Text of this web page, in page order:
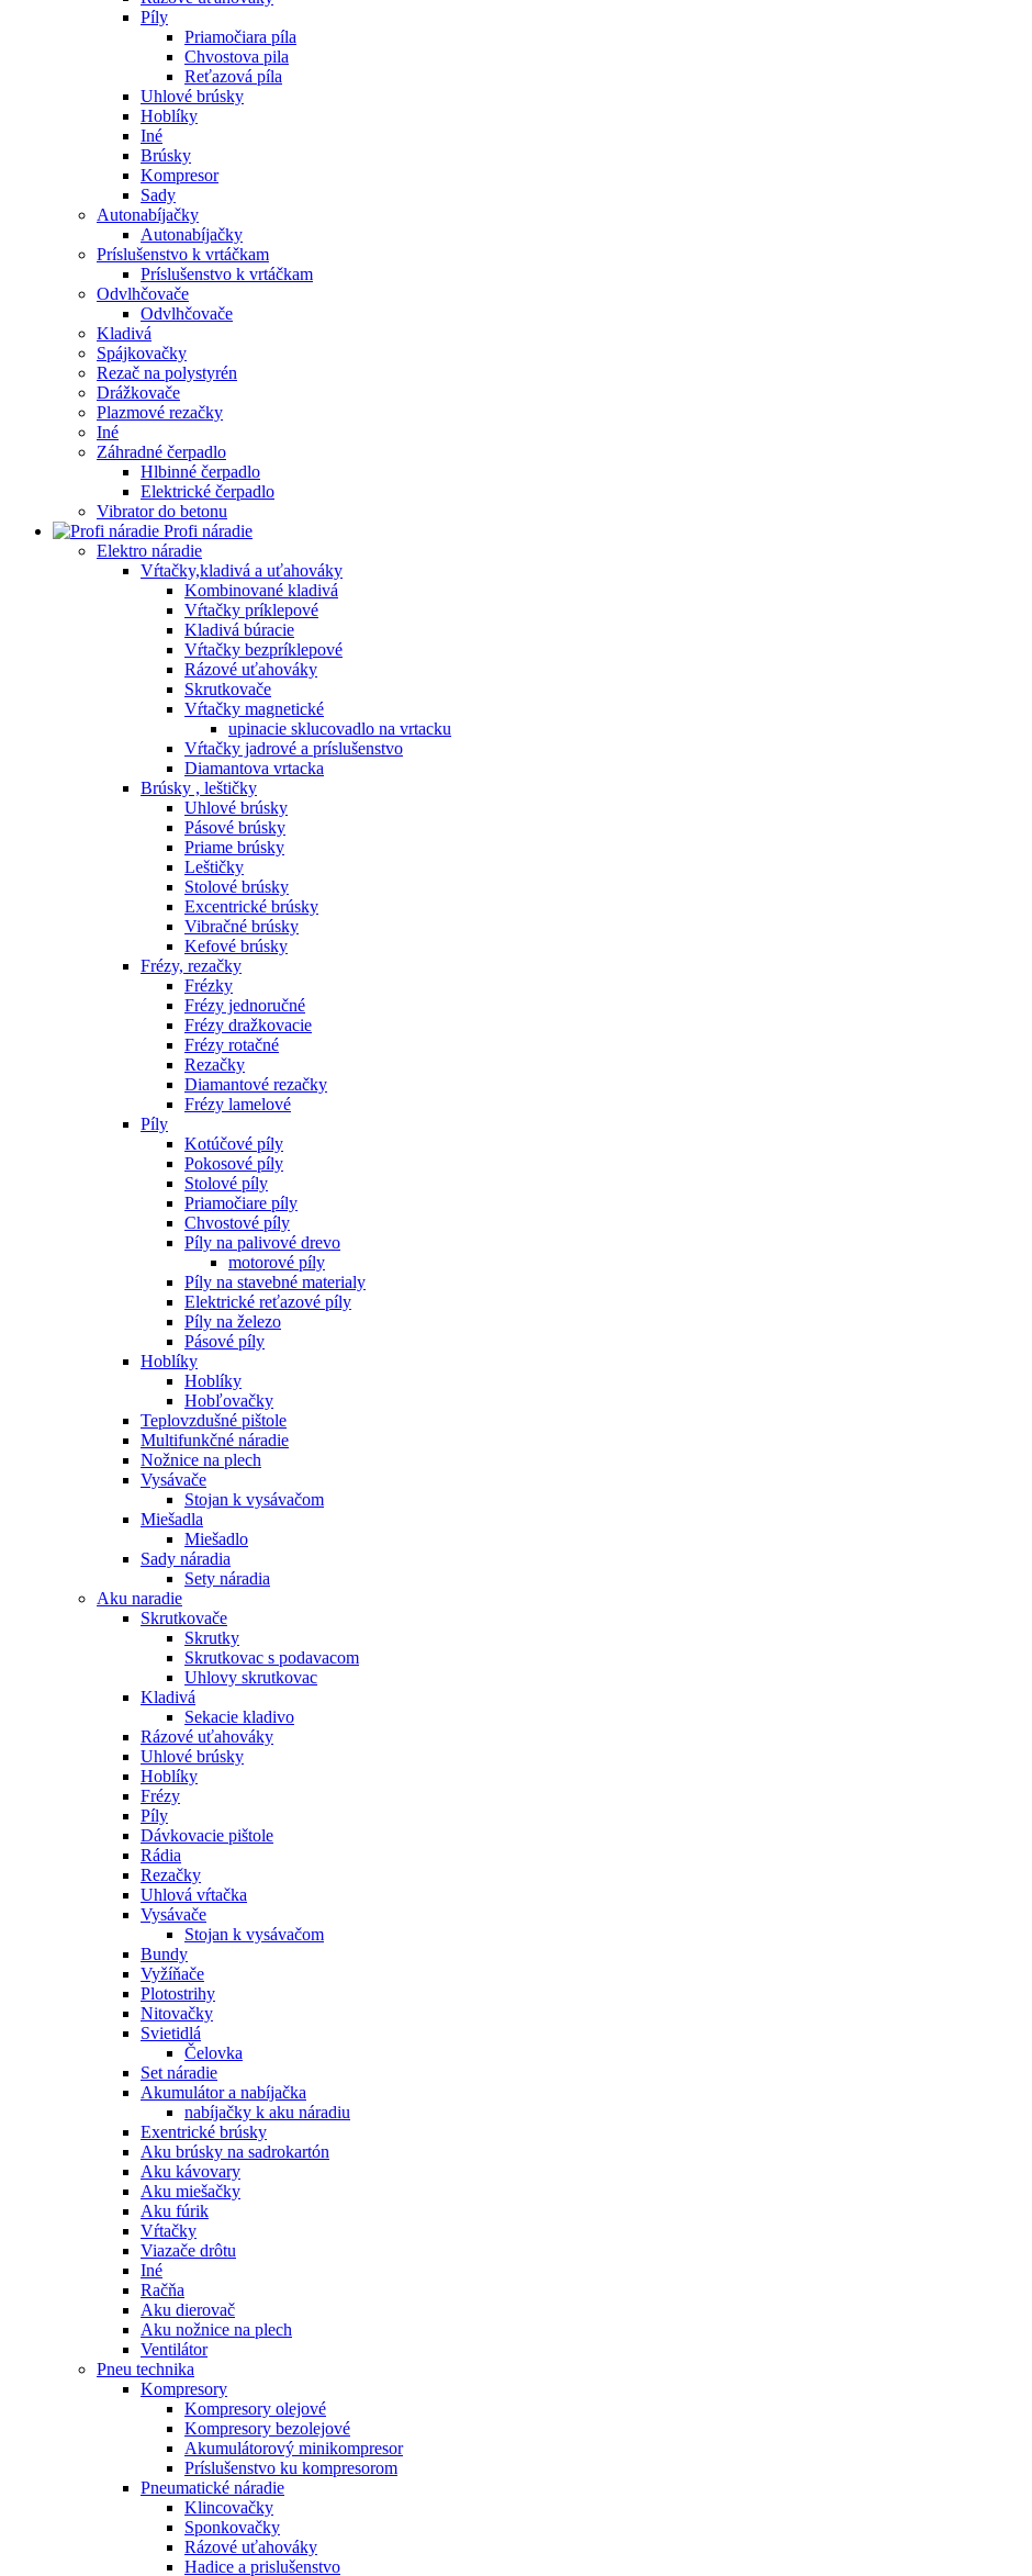
Píly
Priamočiara píla
Chvostova pila
Reťazová píla
Uhlové brúsky
Hoblíky
Iné
Brúsky
Kompresor
Sady
Autonabíjačky
Autonabíjačky
Príslušenstvo k vrtáčkam
Príslušenstvo k vrtáčkam
Odvlhčovače
Odvlhčovače
Kladivá
Spájkovačky
Rezač na polystyrén
Drážkovače
Plazmové rezačky
Iné
Záhradné čerpadlo
Hlbinné čerpadlo
Elektrické čerpadlo
Vibrator do betonu
Profi náradie
Elektro náradie
Vŕtačky,kladivá a uťahováky
Kombinované kladivá
Vŕtačky príklepové
Kladivá búracie
Vŕtačky bezpríklepové
Rázové uťahováky
Skrutkovače
Vŕtačky magnetické
upinacie sklucovadlo na vrtacku
Vŕtačky jadrové a príslušenstvo
Diamantova vrtacka
Brúsky , leštičky
Uhlové brúsky
Pásové brúsky
Priame brúsky
Leštičky
Stolové brúsky
Excentrické brúsky
Vibračné brúsky
Kefové brúsky
Frézy, rezačky
Frézky
Frézy jednoručné
Frézy dražkovacie
Frézy rotačné
Rezačky
Diamantové rezačky
Frézy lamelové
Píly
Kotúčové píly
Pokosové píly
Stolové píly
Priamočiare píly
Chvostové píly
Píly na palivové drevo
motorové píly
Píly na stavebné materialy
Elektrické reťazové píly
Píly na železo
Pásové píly
Hoblíky
Hoblíky
Hobľovačky
Teplovzdušné pištole
Multifunkčné náradie
Nožnice na plech
Vysávače
Stojan k vysávačom
Miešadla
Miešadlo
Sady náradia
Sety náradia
Aku naradie
Skrutkovače
Skrutky
Skrutkovac s podavacom
Uhlovy skrutkovac
Kladivá
Sekacie kladivo
Rázové uťahováky
Uhlové brúsky
Hoblíky
Frézy
Píly
Dávkovacie pištole
Rádia
Rezačky
Uhlová vŕtačka
Vysávače
Stojan k vysávačom
Bundy
Vyžíňače
Plotostrihy
Nitovačky
Svietidlá
Čelovka
Set náradie
Akumulátor a nabíjačka
nabíjačky k aku náradiu
Exentrické brúsky
Aku brúsky na sadrokartón
Aku kávovary
Aku miešačky
Aku fúrik
Vŕtačky
Viazače drôtu
Iné
Račňa
Aku dierovač
Aku nožnice na plech
Ventilátor
Pneu technika
Kompresory
Kompresory olejové
Kompresory bezolejové
Akumulátorový minikompresor
Príslušenstvo ku kompresorom
Pneumatické náradie
Klincovačky
Sponkovačky
Rázové uťahováky
Hadice a prislušenstvo